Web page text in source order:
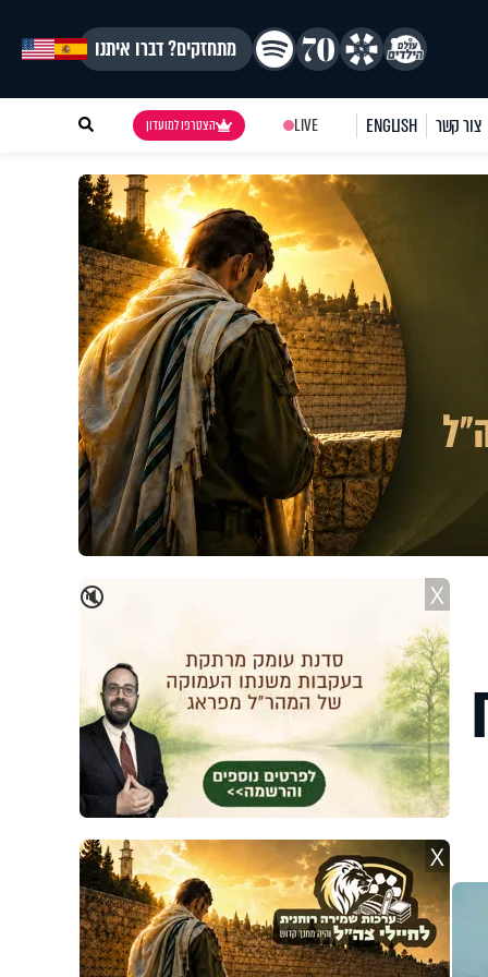
מתחזקים? דברו איתנו
צור קשר ENGLISH
LIVE הצטרפו למועדון
🔇 X
X